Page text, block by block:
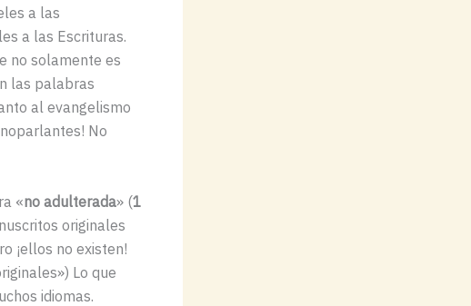
a las
a las Escrituras.
no solamente es
las palabras
al evangelismo
No
«no adulterada» (1
originales
¡ellos no existen!
Lo que
idiomas.